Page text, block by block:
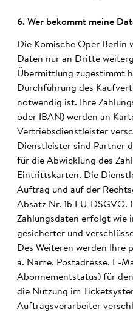
6. Wer be­kommt meine
Die Komische Oper Berlin
Daten nur an Dritte
Übermittlung zugestimmt
Durchführung des
notwendig ist. Ihre
oder IBAN) werden an
Vertriebsdienstleister
Dienstleister sind Partner
für die Abwicklung des
Eintrittskarten. Die
Auftrag und auf der
Absatz Nr. 1b EU-
Zahlungsdaten erfolgt wie
gesicherter und
Des Weiteren werden Ihre
a. Name, Postadresse, E-
Abonnementstatus) für
die Nutzung im
Auftragsverarbeiter